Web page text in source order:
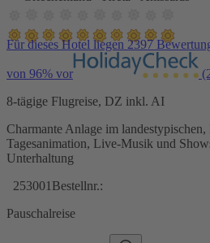
Für dieses Hotel liegen 2397
von 96% vor
8-tägige Flugreise, DZ inkl. AI
Charmante Anlage im
Tagesanimation, Live-Musik und
Unterhaltung
253001 Bestellnr.:
Pauschalreise